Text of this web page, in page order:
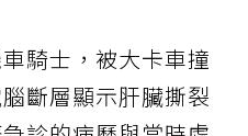
騎士，被大卡車撞
斷層顯示肝臟撕裂